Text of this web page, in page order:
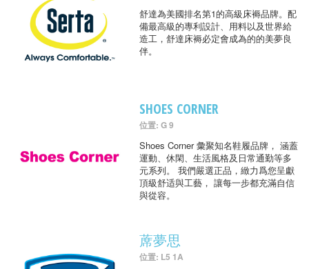
舒達為美國排名第1的高級床褥品牌。配
備最高級的專利設計、用料以及世界給
造工，舒達床褥必定會成為的的美夢良
伴。
SHOES CORNER
位置: G 9
Shoes Corner 彙聚知名鞋履品牌， 涵蓋
運動、休閑、生活風格及日常通勤等多
元系列。 我們嚴選正品，緻力爲您呈獻
頂級舒适與工藝， 讓每一步都充滿自信
與從容。
蓆夢思
位置: L5 1A